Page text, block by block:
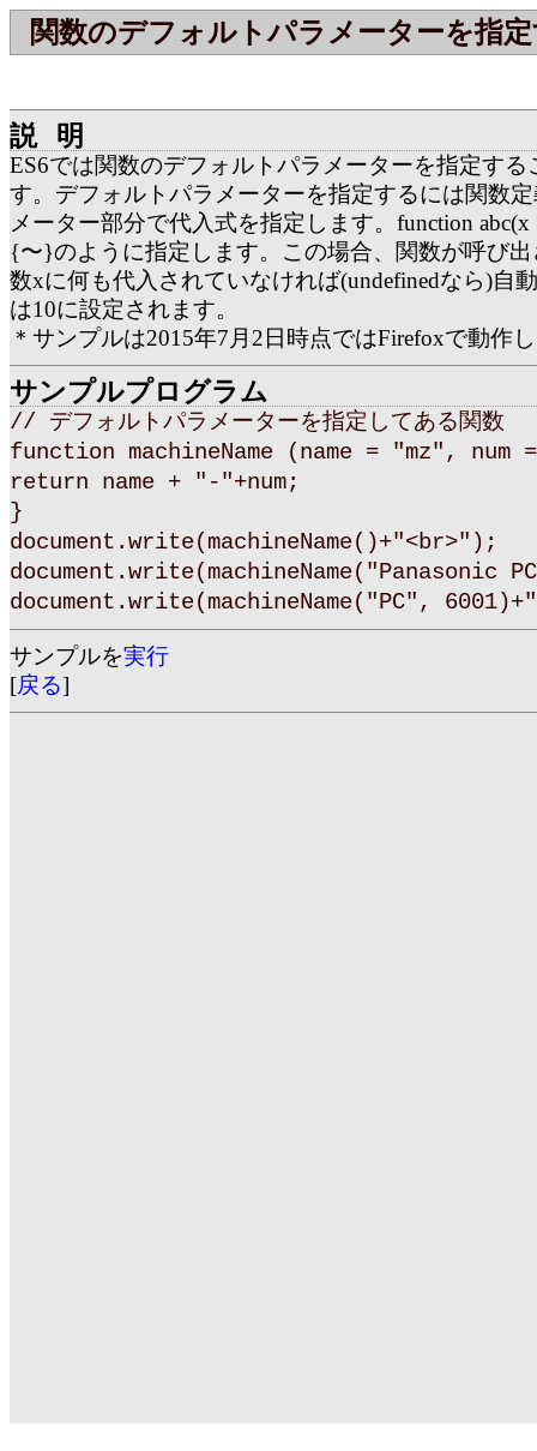
関数のデフォルトパラメーターを指
説明
ES6では関数のデフォルトパラメーターを指定する
す。デフォルトパラメーターを指定するには関数
メーター部分で代入式を指定します。function abc(x
{〜}のように指定します。この場合、関数が呼び
数xに何も代入されていなければ(undefinedなら)自
は10に設定されます。
＊サンプルは2015年7月2日時点ではFirefoxで動作
サンプルプログラム
// デフォルトパラメーターを指定してある関数
function machineName (name = "mz", num
return name + "-"+num;
}
document.write(machineName()+"<br>");
document.write(machineName("Panasonic
document.write(machineName("PC",
サンプルを実行
[戻る]